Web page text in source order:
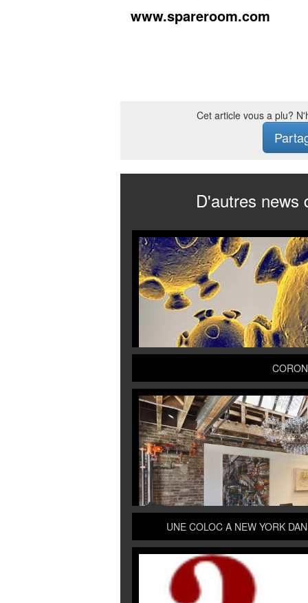
www.spareroom.com
Cet article vous a plu?
D'autres news
UNE COLOC A NEW YORK